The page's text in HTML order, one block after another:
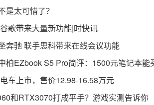
是太可惜了？
歌带来大量新功能|时快讯
奔驰 联手思科带来在线会议功能
柏EZbook S5 Pro简评：1500元笔记本能
车上市，售价12.98-16.58万元
和RTX3070打成平手？游戏实测告诉你